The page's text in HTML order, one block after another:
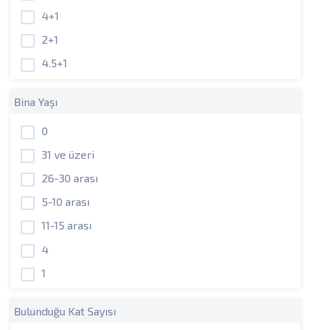
4+1
2+1
4.5+1
Bina Yaşı
0
31 ve üzeri
26-30 arası
5-10 arası
11-15 arası
4
1
Bulunduğu Kat Sayısı